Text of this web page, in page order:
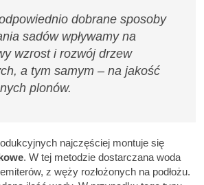
dobrane sposoby
sadów wpływamy na
wzrost i rozwój drzew
a tym samym – na jakość
plonów.
najczęściej montuje się
. W tej metodzie dostarczana woda
z węży rozłożonych na podłożu.